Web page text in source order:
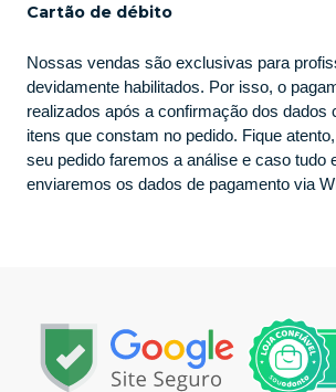
Cartão de débito
Nossas vendas são exclusivas para
devidamente habilitados. Por isso, o
realizados após a confirmação dos dados
itens que constam no pedido. Fique
seu pedido faremos a análise e caso tudo
enviaremos os dados de pagamento via